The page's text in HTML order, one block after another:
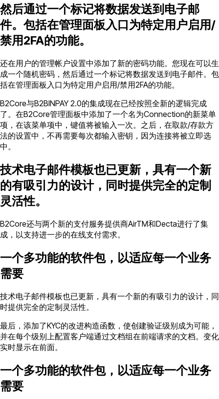
然后通过一个标记将数据发送到电子邮
件。包括在管理面板入口为特定用户启用/
禁用2FA的功能。
还在用户的管理帐户设置中添加了新的密码功能。您现在可以生
成一个随机密码，然后通过一个标记将数据发送到电子邮件。包
括在管理面板入口为特定用户启用/禁用2FA的功能。
B2Core与B2BINPAY 2.0的集成现在已经按照全新的逻辑完成
了。在B2Core管理面板中添加了一个名为Connection的新菜单
项，在该菜单项中，键值将被输入一次。之后，在取款/存款方
法的设置中，不再需要每次都输入密钥，因为连接将被立即选
中。
技术电子邮件模板也已更新，具有一个新
的有吸引力的设计，同时提供完全的定制
灵活性。
B2Core还与两个新的支付服务提供商AirTM和Decta进行了集
成，以支持进一步的在线支付需求。
一个多功能的软件包，以适应每一个业务
需要
技术电子邮件模板也已更新，具有一个新的有吸引力的设计，同
时提供完全的定制灵活性。
最后，添加了KYC的改进构造函数，使创建验证级别成为可能，
并在每个级别上配置客户端通过文档组在前端请求的文档。变化
实时显示在前面。
一个多功能的软件包，以适应每一个业务
需要